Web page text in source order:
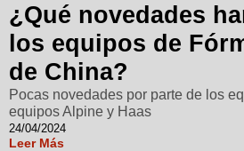
¿Qué novedades
los equipos de
de China?
Pocas novedades por parte de los
equipos Alpine y Haas
24/04/2024
Leer Más